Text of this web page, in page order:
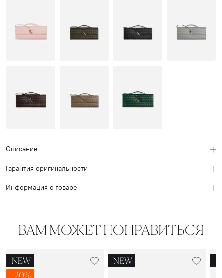
Описание
Гарантия оригинальности
Информация о товаре
ВАМ МОЖЕТ ПОНРАВИТЬСЯ
NEW
-20%
NEW